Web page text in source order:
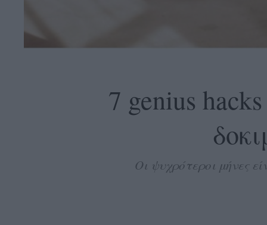
7 genius
Οι ψυχρότεροι μήνες